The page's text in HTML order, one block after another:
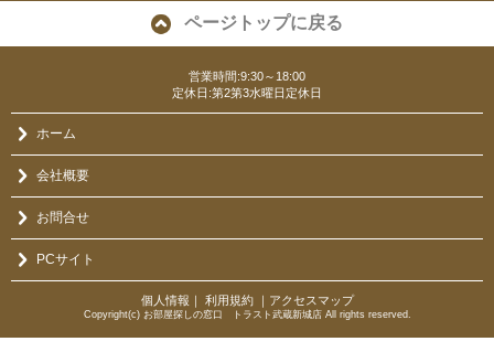
ページトップに戻る
営業時間:9:30～18:00
定休日:第2第3水曜日定休日
ホーム
会社概要
お問合せ
PCサイト
個人情報 ｜ 利用規約｜ アクセスマップ
Copyright(c) お部屋探しの窓口 トラスト武蔵新城店 All rights reserved.